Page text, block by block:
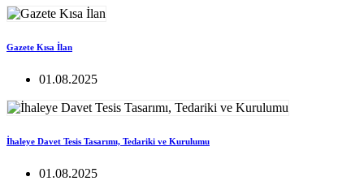
Gazete Kısa İlan
01.08.2025
İhaleye Davet Tesis Tasarımı, Tedariki ve Kurulumu
01.08.2025